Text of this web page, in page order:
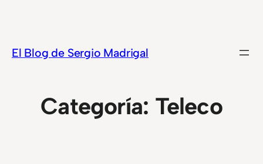
contenido
El Blog de Sergio Madrigal
Categoría: Teleco